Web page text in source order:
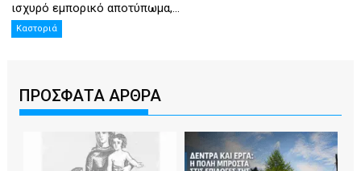
ισχυρό εμπορικό αποτύπωμα,...
Καστοριά
ΠΡΟΣΦΑΤΑ ΑΡΘΡΑ